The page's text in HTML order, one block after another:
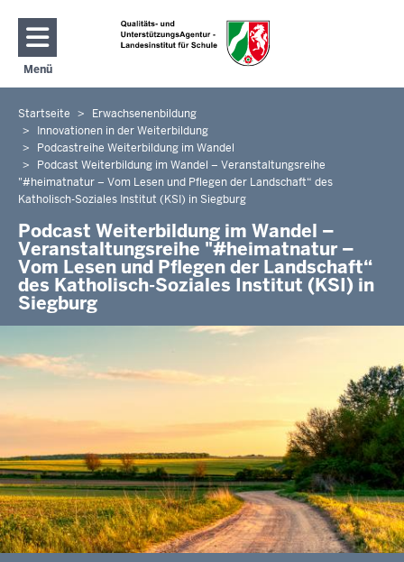
Direkt zum Inhalt
Menü
Navigation aktivieren/deaktivieren: Hauptmenü
Sie
befinden
sich
hier
Startseite
Erwachsenenbildung
Innovationen in der Weiterbildung
Podcastreihe Weiterbildung im Wandel
Podcast Weiterbildung im Wandel – Veranstaltungsreihe
"#heimatnatur – Vom Lesen und Pflegen der Landschaft“ des
Katholisch-Soziales Institut (KSI) in Siegburg
Podcast Weiterbildung im Wandel –
Veranstaltungsreihe "#heimatnatur –
Vom Lesen und Pflegen der Landschaft“
des Katholisch-Soziales Institut (KSI) in
Siegburg